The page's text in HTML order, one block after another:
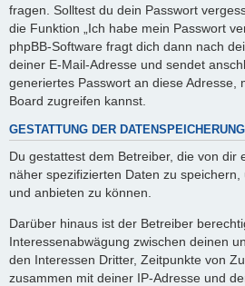
fragen. Solltest du dein Passwort
die Funktion „Ich habe mein Passwort
phpBB-Software fragt dich dann nach
deiner E-Mail-Adresse und sendet
generiertes Passwort an diese Adresse,
Board zugreifen kannst.
GESTATTUNG DER DATENSPEICHERUNG
Du gestattest dem Betreiber, die von dir
näher spezifizierten Daten zu
und anbieten zu können.
Darüber hinaus ist der Betreiber
Interessenabwägung zwischen deinen
den Interessen Dritter, Zeitpunkte von
zusammen mit deiner IP-Adresse und